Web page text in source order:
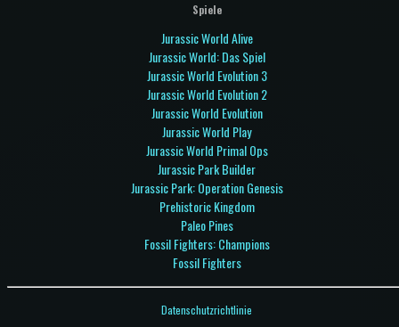
Spiele
Jurassic World Alive
Jurassic World: Das Spiel
Jurassic World Evolution 3
Jurassic World Evolution 2
Jurassic World Evolution
Jurassic World Play
Jurassic World Primal Ops
Jurassic Park Builder
Jurassic Park: Operation Genesis
Prehistoric Kingdom
Paleo Pines
Fossil Fighters: Champions
Fossil Fighters
Datenschutzrichtlinie